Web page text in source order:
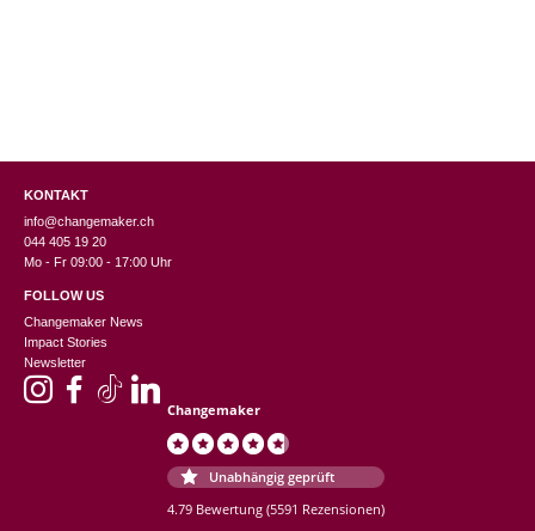
KONTAKT
info@changemaker.ch
044 405 19 20
Mo - Fr 09:00 - 17:00 Uhr
FOLLOW US
Changemaker News
Impact Stories
Newsletter
Changemaker
Unabhängig geprüft
4.79 Bewertung (5591 Rezensionen)